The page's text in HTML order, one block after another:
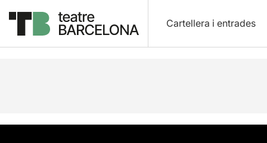
Cartellera i entrades
Descripció Fitxa artística Opinions